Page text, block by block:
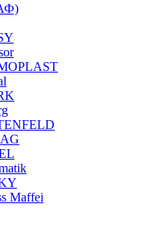
Maffei